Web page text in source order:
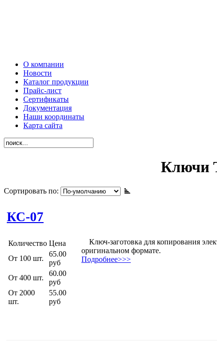
О компании
Новости
Каталог продукции
Прайс-лист
Сертификаты
Документация
Наши координаты
Карта сайта
Ключи
Сортировать по:
КС-07
Количество Цена
От 100 шт.
65.00
руб
От 400 шт.
60.00
руб
От 2000
шт.
55.00
руб
Ключ-заготовка для копирования
оригинальном формате.
Подробнее>>>